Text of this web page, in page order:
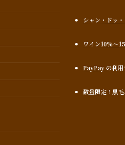
シャン・ドゥ
ワイン10%～
PayPay の利用
数量限定！黒